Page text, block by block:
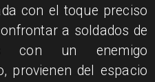
con el toque preciso
a soldados de
con un enemigo
provienen del espacio